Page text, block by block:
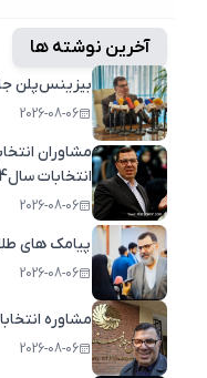
آخرین نوشته ها
بیزینس‌پلن جامع
2026-08-06
مشاوران
انتخابات سال1404
2026-08-06
پیامک های طلایی
2026-08-06
مشاوره انتخابات
2026-08-06